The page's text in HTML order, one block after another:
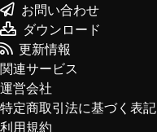
お問い合わせ
ダウンロード
更新情報
関連サービス
運営会社
特定商取引法に基づく表記
利用規約